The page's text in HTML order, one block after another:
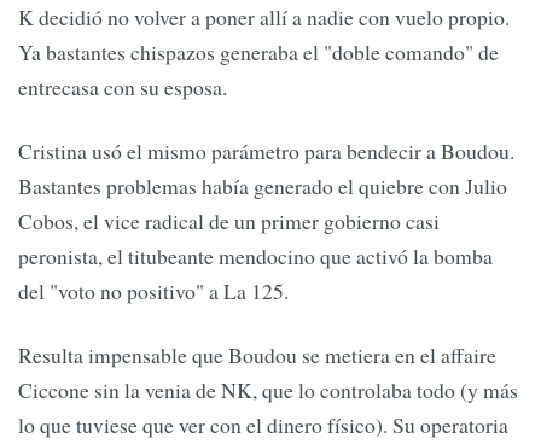
K decidió no volver a poner allí a nadie con vuelo propio.
Ya bastantes chispazos generaba el "doble comando" de
entrecasa con su esposa.
Cristina usó el mismo parámetro para bendecir a Boudou.
Bastantes problemas había generado el quiebre con Julio
Cobos, el vice radical de un primer gobierno casi
peronista, el titubeante mendocino que activó la bomba
del "voto no positivo" a La 125.
Resulta impensable que Boudou se metiera en el affaire
Ciccone sin la venia de NK, que lo controlaba todo (y más
lo que tuviese que ver con el dinero físico). Su operatoria